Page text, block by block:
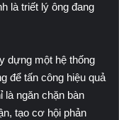
là triết lý ông đang
dựng một hệ thống
để tấn công hiệu quả
là ngăn chặn bàn
tạo cơ hội phản